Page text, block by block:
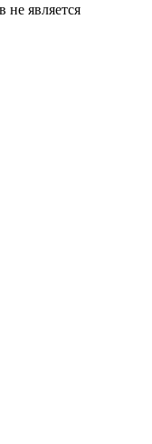
является